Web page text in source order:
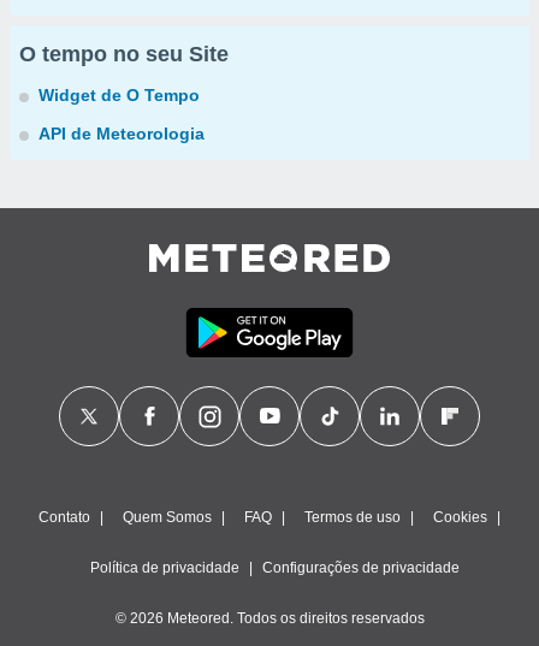
O tempo no seu Site
Widget de O Tempo
API de Meteorologia
Contato Quem Somos FAQ Termos de uso Cookies
Política de privacidade Configurações de privacidade
© 2026 Meteored. Todos os direitos reservados